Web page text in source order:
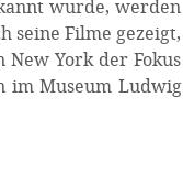
wurde, werden
seine Filme gezeigt,
York der Fokus
im Museum Ludwig